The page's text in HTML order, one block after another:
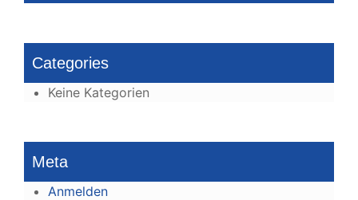
Categories
Keine Kategorien
Meta
Anmelden